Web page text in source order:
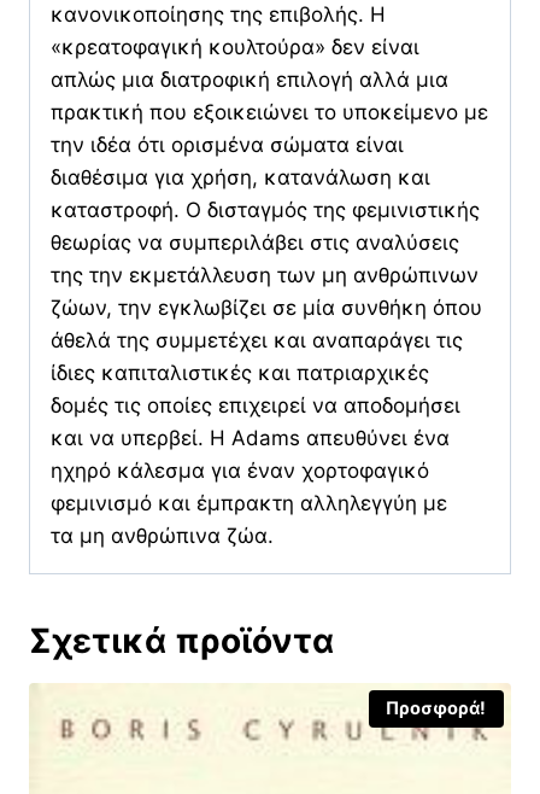
κανονικοποίησης της επιβολής. Η
«κρεατοφαγική κουλτούρα» δεν είναι
απλώς μια διατροφική επιλογή αλλά μια
πρακτική που εξοικειώνει το υποκείμενο με
την ιδέα ότι ορισμένα σώματα είναι
διαθέσιμα για χρήση, κατανάλωση και
καταστροφή. Ο δισταγμός της φεμινιστικής
θεωρίας να συμπεριλάβει στις αναλύσεις
της την εκμετάλλευση των μη ανθρώπινων
ζώων, την εγκλωβίζει σε μία συνθήκη όπου
άθελά της συμμετέχει και αναπαράγει τις
ίδιες καπιταλιστικές και πατριαρχικές
δομές τις οποίες επιχειρεί να αποδομήσει
και να υπερβεί. Η Adams απευθύνει ένα
ηχηρό κάλεσμα για έναν χορτοφαγικό
φεμινισμό και έμπρακτη αλληλεγγύη με
τα μη ανθρώπινα ζώα.
Σχετικά προϊόντα
Προσφορά!